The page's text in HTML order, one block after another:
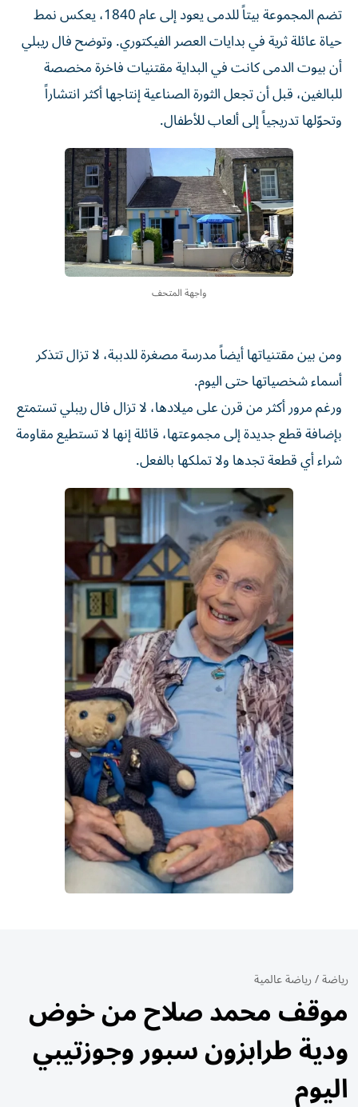
تضم المجموعة بيتاً للدمى يعود إلى عام 1840، يعكس نمط
حياة عائلة ثرية في بدايات العصر الفيكتوري. وتوضح فال ريبلي
أن بيوت الدمى كانت في البداية مقتنيات فاخرة مخصصة
للبالغين، قبل أن تجعل الثورة الصناعية إنتاجها أكثر انتشاراً
وتحوّلها تدريجياً إلى ألعاب للأطفال.
واجهة المتحف
ومن بين مقتنياتها أيضاً مدرسة مصغرة للدببة، لا تزال تتذكر
أسماء شخصياتها حتى اليوم.
ورغم مرور أكثر من قرن على ميلادها، لا تزال فال ريبلي تستمتع
بإضافة قطع جديدة إلى مجموعتها، قائلة إنها لا تستطيع مقاومة
شراء أي قطعة تجدها ولا تملكها بالفعل.
رياضة/رياضة عالمية
موقف محمد صلاح من خوض
ودية طرابزون سبور وجوزتيبي
اليوم